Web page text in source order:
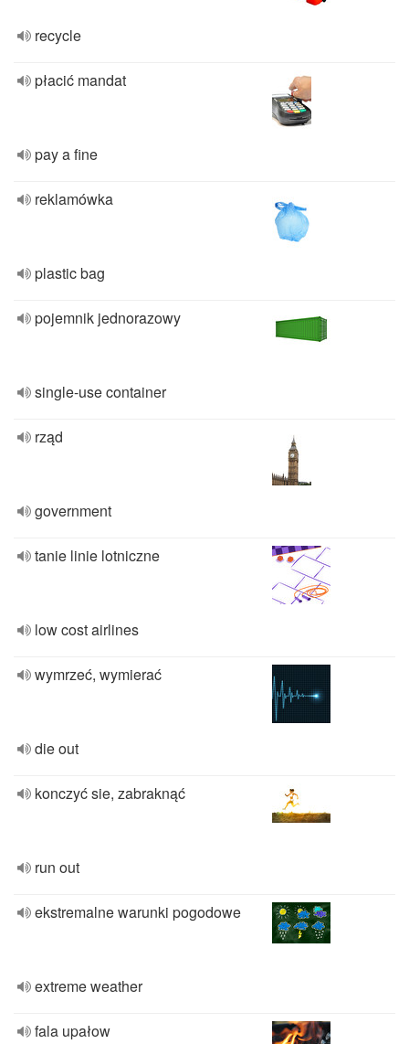
recycle
płacić mandat
pay a fine
reklamówka
plastic bag
pojemnik jednorazowy
single-use container
rząd
government
tanie linie lotniczne
low cost airlines
wymrzeć, wymierać
die out
konczyć sie, zabraknąć
run out
ekstremalne warunki pogodowe
extreme weather
fala upałow